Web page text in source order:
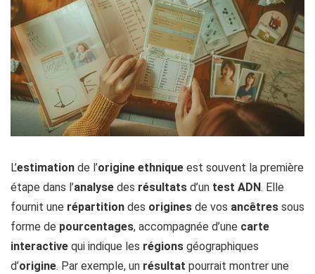
L’estimation de l’origine ethnique est souvent la première
étape dans l’analyse des résultats d’un test ADN. Elle
fournit une répartition des origines de vos ancêtres sous
forme de pourcentages, accompagnée d’une carte
interactive qui indique les régions géographiques
d’origine. Par exemple, un résultat pourrait montrer une